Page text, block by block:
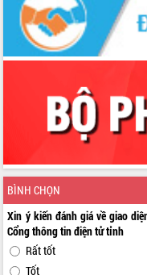
BÌNH CHỌN
Xin ý kiến đánh giá về giao
Cổng thông tin điện tử tỉnh
Rất tốt
Tốt